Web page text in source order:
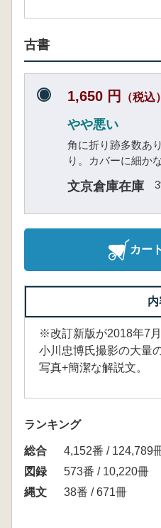
古書
1,650 円 （税込）
やや悪い
角に折り跡多数あ
り。カバーに細か
文京倉庫在庫
カー
※改訂新版が2018年7
小川忠博氏撮影の大量
写真+簡潔な解説文。
ランキング
総合
4,152番 / 124,789
図録
573番 / 10,220冊
縄文
38番 / 671冊